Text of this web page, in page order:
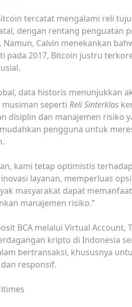
tercatat mengalami reli
dengan rentang penguatan
Namun, Calvin menekankan
pada 2017, Bitcoin justru
data historis menunjukkan
seperti Reli Sinterklas
disiplin dan manajemen risiko
pengguna untuk
kami tetap optimistis
layanan, memperluas
masyarakat dapat
manajemen risiko.”
BCA melalui Virtual
kripto di Indonesia
bertransaksi, khususnya
responsif.